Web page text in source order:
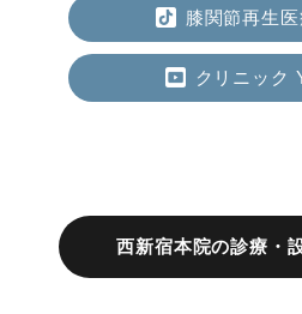
膝関節再生
クリニック
西新宿本院の診療・